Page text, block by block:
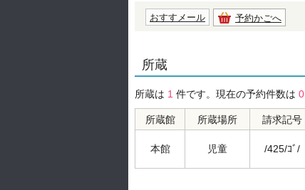
おすすメール 予約かごへ
所蔵
所蔵は 1 件です。現在の予約件数は 0
所蔵館 所蔵場所 請求記号
本館 児童 /425/ｺﾞ/